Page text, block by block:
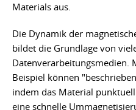
Materials aus.
Die Dynamik der
bildet die Grundlage von
Datenverarbeitungsmedien.
Beispiel können
indem das Material
eine schnelle